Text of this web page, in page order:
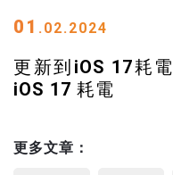
01 .02.2024
更新到iOS 17耗
iOS 17 耗電
更多文章：